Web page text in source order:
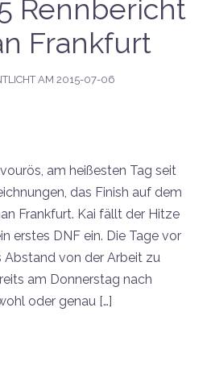
Rennbericht
Frankfurt
AM 2015-07-06
am heißesten Tag seit
das Finish auf dem
Frankfurt. Kai fällt der Hitze
erstes DNF ein. Die Tage vor
Abstand von der Arbeit zu
am Donnerstag nach
oder genau […]